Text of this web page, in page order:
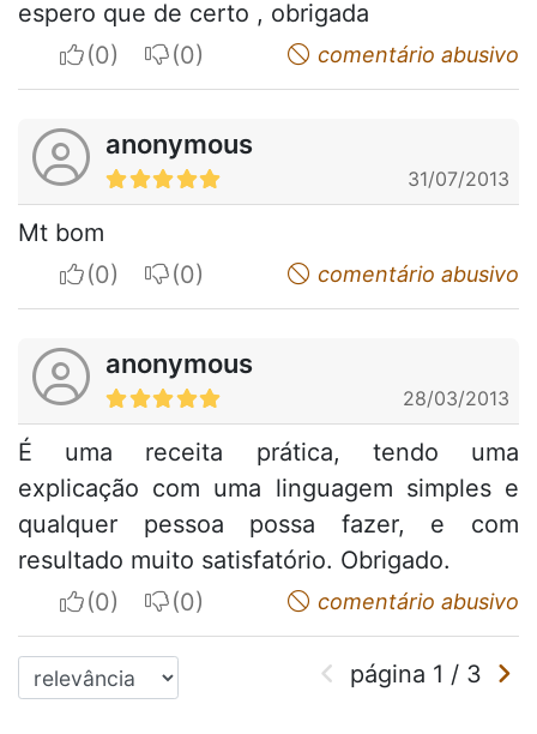
espero que de certo , obrigada
I apreciateI do not appreciatecomentário abusivo
anonymous
31/07/2013
Mt bom
I apreciateI do not appreciatecomentário abusivo
anonymous
28/03/2013
É uma receita prática, tendo uma
explicação com uma linguagem simples e
qualquer pessoa possa fazer, e com
resultado muito satisfatório. Obrigado.
I apreciateI do not appreciatecomentário abusivo
página 1 / 3